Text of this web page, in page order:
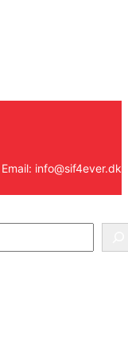
Email: info@sif4ever.dk